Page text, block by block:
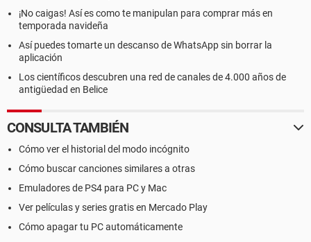
¡No caigas! Así es como te manipulan para comprar más en
temporada navideña
Así puedes tomarte un descanso de WhatsApp sin borrar la
aplicación
Los científicos descubren una red de canales de 4.000 años de
antigüedad en Belice
CONSULTA TAMBIÉN
Cómo ver el historial del modo incógnito
Cómo buscar canciones similares a otras
Emuladores de PS4 para PC y Mac
Ver películas y series gratis en Mercado Play
Cómo apagar tu PC automáticamente